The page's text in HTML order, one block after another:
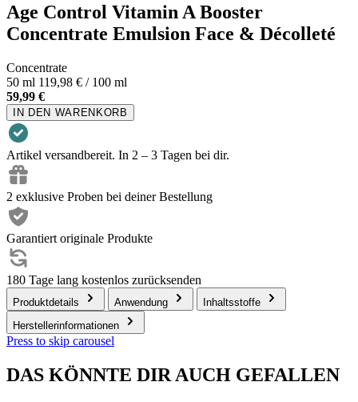
Age Control Vitamin A Booster
Concentrate Emulsion Face & Décolleté
Concentrate
50 ml 119,98 € / 100 ml
59,99 €
IN DEN WARENKORB
Artikel versandbereit. In 2 – 3 Tagen bei dir.
2 exklusive Proben bei deiner Bestellung
Garantiert originale Produkte
180 Tage lang kostenlos zurücksenden
Produktdetails Anwendung
Inhaltsstoffe
Herstellerinformationen
Press to skip carousel
DAS KÖNNTE DIR AUCH GEFALLEN